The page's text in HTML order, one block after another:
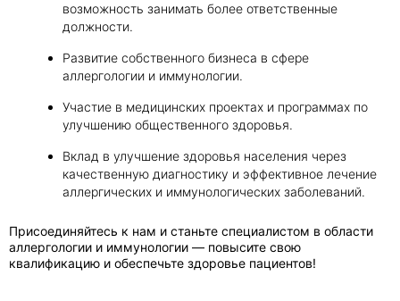
возможность занимать более ответственные
должности.
Развитие собственного бизнеса в сфере
аллергологии и иммунологии.
Участие в медицинских проектах и программах по
улучшению общественного здоровья.
Вклад в улучшение здоровья населения через
качественную диагностику и эффективное лечение
аллергических и иммунологических заболеваний.
Присоединяйтесь к нам и станьте специалистом в области
аллергологии и иммунологии — повысите свою
квалификацию и обеспечьте здоровье пациентов!